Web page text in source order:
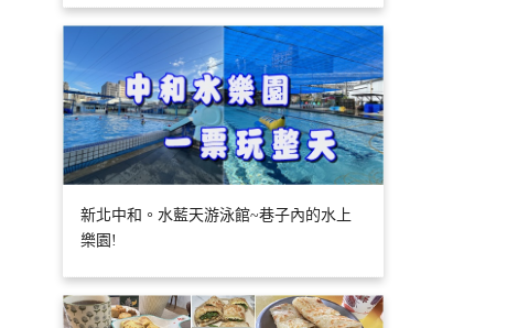
新北中和。水藍天游泳館~巷子內的水上
樂園!